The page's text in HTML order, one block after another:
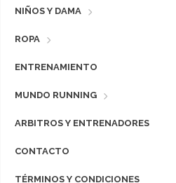
NIÑOS Y DAMA
ROPA
ENTRENAMIENTO
MUNDO RUNNING
ARBITROS Y ENTRENADORES
CONTACTO
TÉRMINOS Y CONDICIONES